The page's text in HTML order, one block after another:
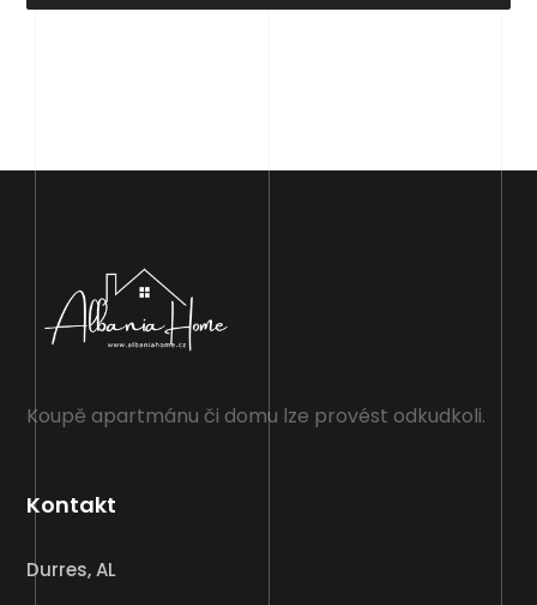
Koupě apartmánu či domu lze provést odkudkoli.
Kontakt
Durres, AL